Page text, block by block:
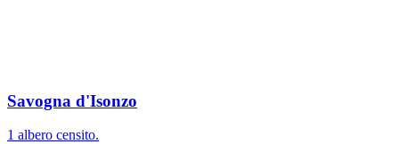
Savogna d'Isonzo
1 albero censito.